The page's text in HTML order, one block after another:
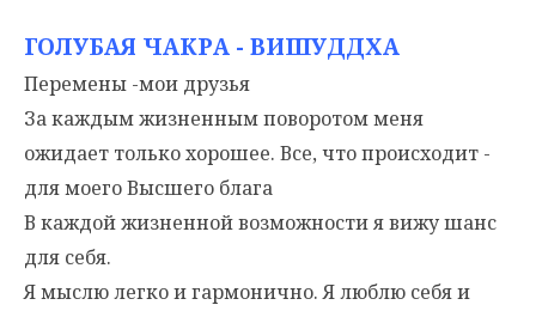
ГОЛУБАЯ ЧАКРА - ВИШУДДХА
Перемены -мои друзья
За каждым жизненным поворотом меня
ожидает только хорошее. Все, что происходит -
для моего Высшего блага
В каждой жизненной возможности я вижу шанс
для себя.
Я мыслю легко и гармонично. Я люблю себя и